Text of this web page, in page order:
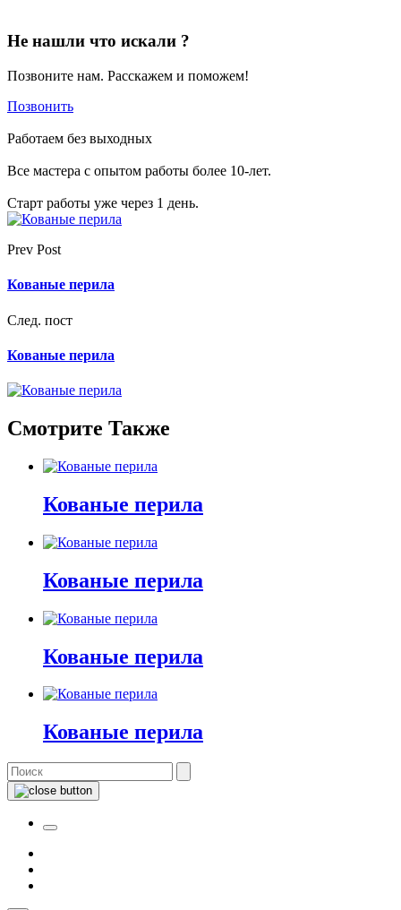
Не нашли что искали ?
Позвоните нам. Расскажем и поможем!
Позвонить
Работаем без выходных
Все мастера с опытом работы более 10-лет.
Старт работы уже через 1 день.
Prev Post
Кованые перила
След. пост
Кованые перила
Смотрите Также
Кованые перила
Кованые перила
Кованые перила
Кованые перила